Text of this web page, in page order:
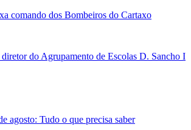
comando dos Bombeiros do Cartaxo
diretor do Agrupamento de Escolas D. Sancho I
agosto: Tudo o que precisa saber